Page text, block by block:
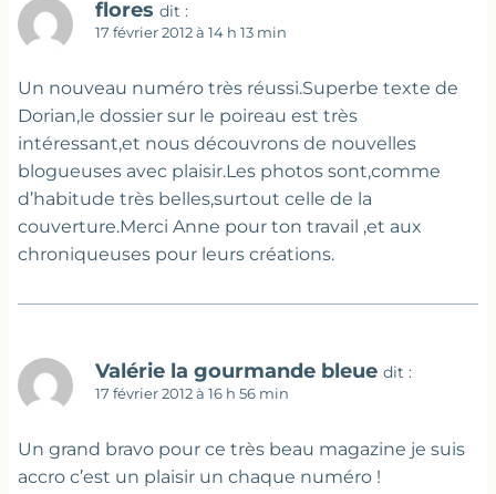
flores dit :
17 février 2012 à 14 h 13 min
Un nouveau numéro très réussi.Superbe texte de
Dorian,le dossier sur le poireau est très
intéressant,et nous découvrons de nouvelles
blogueuses avec plaisir.Les photos sont,comme
d’habitude très belles,surtout celle de la
couverture.Merci Anne pour ton travail ,et aux
chroniqueuses pour leurs créations.
Valérie la gourmande bleue dit :
17 février 2012 à 16 h 56 min
Un grand bravo pour ce très beau magazine je suis
accro c’est un plaisir un chaque numéro !